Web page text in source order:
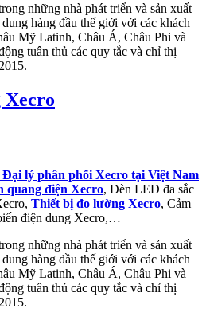
những nhà phát triển và sản xuất
hàng đầu thế giới với các khách
Mỹ Latinh, Châu Á, Châu Phi và
tuân thủ các quy tắc và chỉ thị
Xecro
Đại lý phân phối Xecro tại Việt Nam
quang điện Xecro, Đèn LED đa sắc
Thiết bị đo lường Xecro, Cảm
điện dung Xecro,…
những nhà phát triển và sản xuất
hàng đầu thế giới với các khách
Mỹ Latinh, Châu Á, Châu Phi và
tuân thủ các quy tắc và chỉ thị